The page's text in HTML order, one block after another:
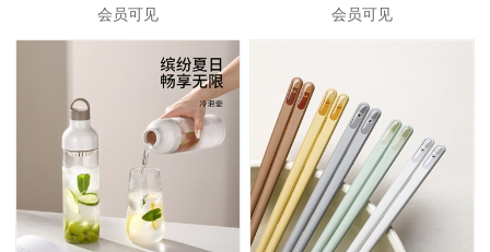
会员可见
会员可见